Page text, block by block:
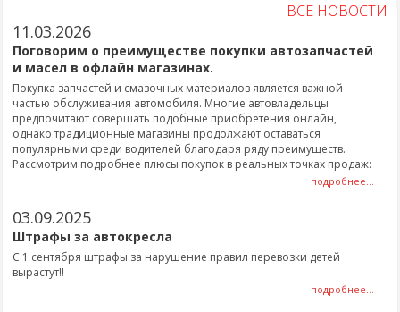
ВСЕ НОВОСТИ
11.03.2026
Поговорим о преимуществе покупки автозапчастей
и масел в офлайн магазинах.
Покупка запчастей и смазочных материалов является важной
частью обслуживания автомобиля. Многие автовладельцы
предпочитают совершать подобные приобретения онлайн,
однако традиционные магазины продолжают оставаться
популярными среди водителей благодаря ряду преимуществ.
Рассмотрим подробнее плюсы покупок в реальных точках продаж:
подробнее...
03.09.2025
Штрафы за автокресла
С 1 сентября штрафы за нарушение правил перевозки детей
вырастут!!
подробнее...